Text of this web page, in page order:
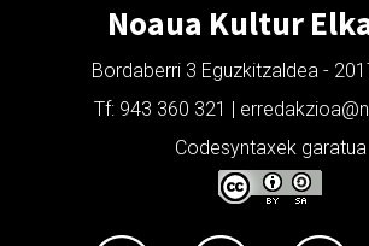
Noaua Kultur
Bordaberri 3 Eguzkitzaldea -
Tf: 943 360 321 |
Codesyntaxek garatua